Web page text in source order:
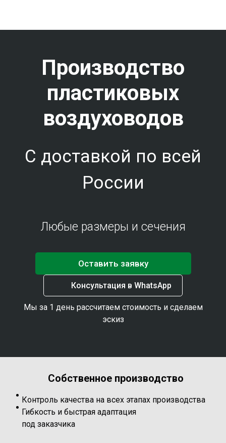
Производство
пластиковых
воздуховодов
С доставкой по всей
России
Любые размеры и сечения
Оставить заявку
Консультация в WhatsApp
Мы за 1 день рассчитаем стоимость и сделаем
эскиз
Собственное производство
Контроль качества на всех этапах производства
Гибкость и быстрая адаптация
под заказчика